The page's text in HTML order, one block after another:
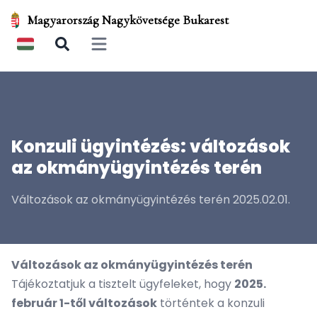
Magyarország Nagykövetsége Bukarest
Open main menu
Konzuli ügyintézés: változások
az okmányügyintézés terén
Változások az okmányügyintézés terén 2025.02.01.
Változások az okmányügyintézés terén
Tájékoztatjuk a tisztelt ügyfeleket, hogy 2025.
február 1-től változások történtek a konzuli